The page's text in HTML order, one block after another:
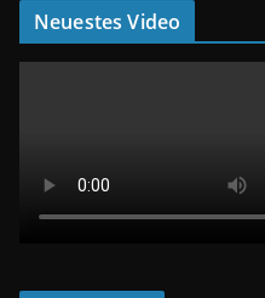
Neuestes Video